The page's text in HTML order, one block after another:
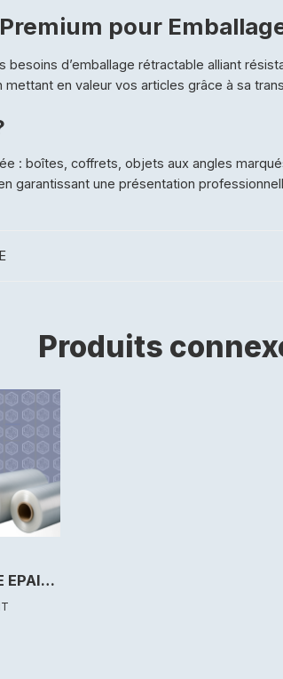
pour
d’emballage rétractable alliant
en valeur vos articles grâce à sa
: boîtes, coffrets, objets aux angles
garantissant une présentation
Produits
FILM POLYOLÉFINE EPAISSEUR 19µ